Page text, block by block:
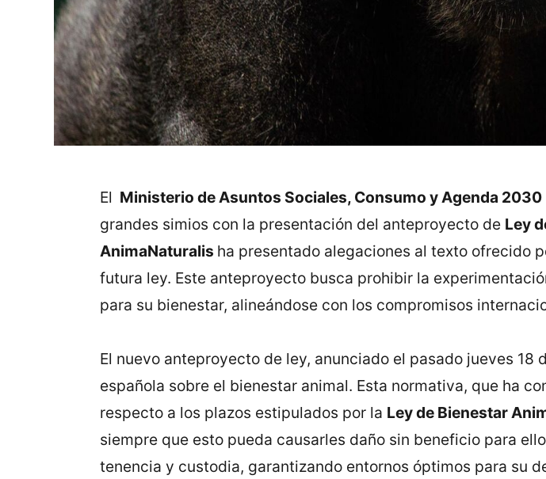
El Ministerio de Asuntos Sociales, Consumo y Agenda 2030
grandes simios con la presentación del anteproyecto de Ley
AnimaNaturalis ha presentado alegaciones al texto ofrecido
futura ley. Este anteproyecto busca prohibir la
para su bienestar, alineándose con los compromisos
El nuevo anteproyecto de ley, anunciado el pasado jueves
española sobre el bienestar animal. Esta normativa, que ha
respecto a los plazos estipulados por la Ley de Bienestar
siempre que esto pueda causarles daño sin beneficio para
tenencia y custodia, garantizando entornos óptimos para su